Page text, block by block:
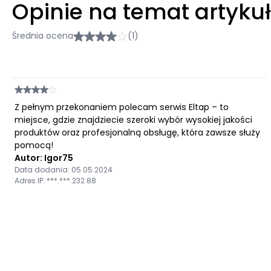
Opinie na temat
Średnia ocena (1)
Z pełnym przekonaniem polecam serwis Eltap – to
miejsce, gdzie znajdziecie szeroki wybór wysokiej jakości
produktów oraz profesjonalną obsługę, która zawsze służy
pomocą!
Autor: Igor75
Data dodania: 05.05.2024
Adres IP: ***.***.232.88